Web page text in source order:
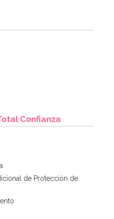
Confianza
de Protección de